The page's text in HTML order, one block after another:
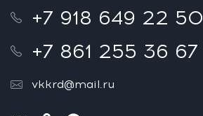
+7 918 649 22 50
+7 861 255 36 67
vkkrd@mail.ru